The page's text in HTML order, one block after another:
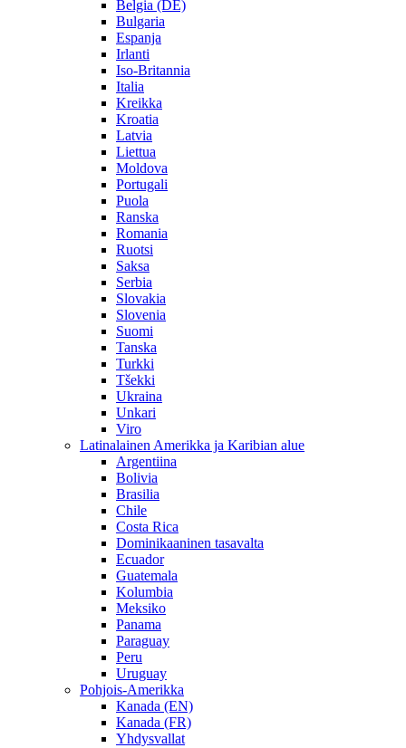
Belgia (DE)
Bulgaria
Espanja
Irlanti
Iso-Britannia
Italia
Kreikka
Kroatia
Latvia
Liettua
Moldova
Portugali
Puola
Ranska
Romania
Ruotsi
Saksa
Serbia
Slovakia
Slovenia
Suomi
Tanska
Turkki
Tšekki
Ukraina
Unkari
Viro
Latinalainen Amerikka ja Karibian alue
Argentiina
Bolivia
Brasilia
Chile
Costa Rica
Dominikaaninen tasavalta
Ecuador
Guatemala
Kolumbia
Meksiko
Panama
Paraguay
Peru
Uruguay
Pohjois-Amerikka
Kanada (EN)
Kanada (FR)
Yhdysvallat